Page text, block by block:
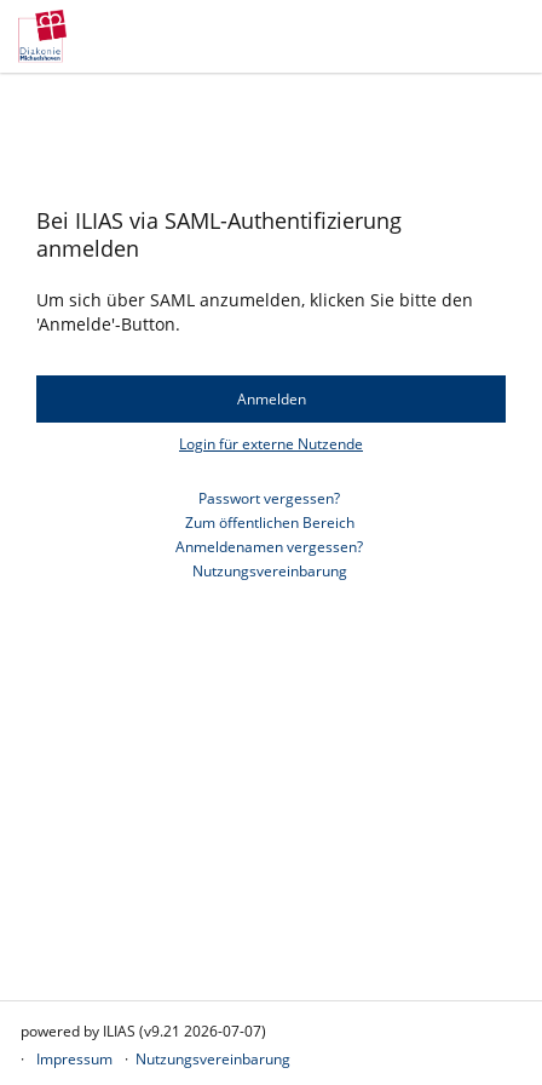
Bei ILIAS via SAML-Authentifizierung
anmelden
Um sich über SAML anzumelden, klicken Sie bitte den
'Anmelde'-Button.
Anmelden
Login für externe Nutzende
Bei ILIAS anmelden
Passwort vergessen?
Zum öffentlichen Bereich
Anmeldenamen vergessen?
Nutzungsvereinbarung
powered by ILIAS (v9.21 2026-07-07)
Impressum
Nutzungsvereinbarung